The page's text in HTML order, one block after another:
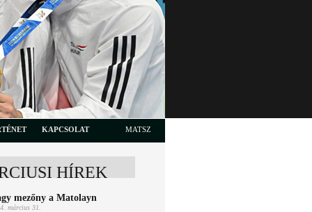
KAPCSOLAT MATSZ
HÍREK
mezőny a Matolayn
március 31.